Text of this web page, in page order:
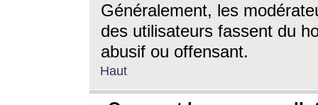
Généralement, les
des utilisateurs fassent du
abusif ou offensant.
Haut